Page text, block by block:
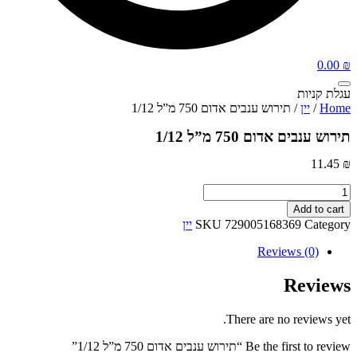
0.00 ₪
עגלת קניות
Home
/ יין/ תירוש ענבים אדום 750 מ”ל 1/12
תירוש ענבים אדום 750 מ”ל 1/12
11.45 ₪
תירוש
ענבים
אדום
750
quantity
Add to cart
SKU 729005168369 Category
יין
Reviews (0)
Reviews
There are no reviews yet.
Be the first to review “תירוש ענבים אדום 750 מ”ל 1/12”